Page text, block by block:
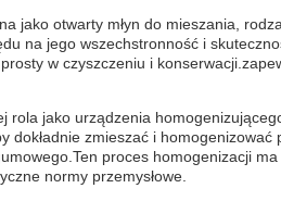
jako otwarty młyn do mieszania,
na jego wszechstronność i
w czyszczeniu i
rola jako urządzenia
dokładnie zmieszać i homogenizować
proces homogenizacji
normy przemysłowe.